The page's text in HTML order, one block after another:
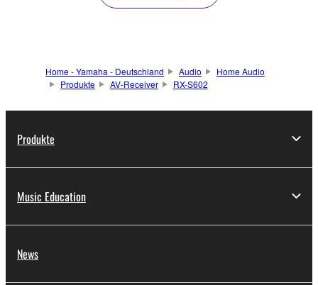
Home - Yamaha - Deutschland Audio
Home Audio
Produkte
AV-Receiver RX-S602
Produkte
Music Education
News